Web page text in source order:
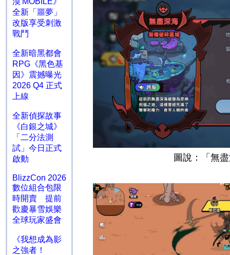
全新「噩夢」
改版享受刺激
戰鬥
全新暗黑都會
RPG《黑色基
因》震撼曝光
2026 Q4 正式
上線
全新偵探故事
《白銀之城》
「二分法測
試」今日正式
啟動
BlizzCon 2026
數位組合包限
時開賣 提前
歡慶暴雪娛樂
全球玩家盛會
《我想成為影
之強者！
圖說：「無